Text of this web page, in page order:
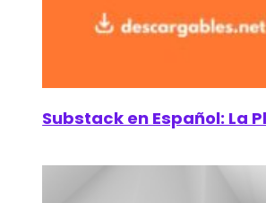
Substack en Español: La